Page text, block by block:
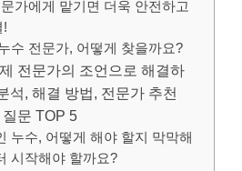
가에게 맡기면 더욱 안전하고
!
수 전문가, 어떻게 찾을까요?
전문가의 조언으로 해결하
석, 해결 방법, 전문가 추천
문 TOP 5
누수, 어떻게 해야 할지 막막해
시작해야 할까요?